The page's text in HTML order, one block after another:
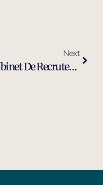
Next
Cabinet De Recrutement Ingénieur Maintenance Industrielle À Vitrolles